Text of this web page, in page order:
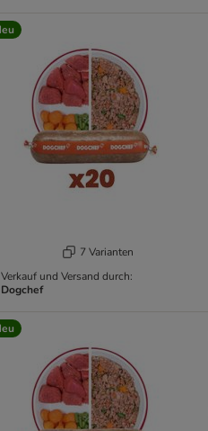
7 Varianten
Verkauf und Versand durch:
Dogchef